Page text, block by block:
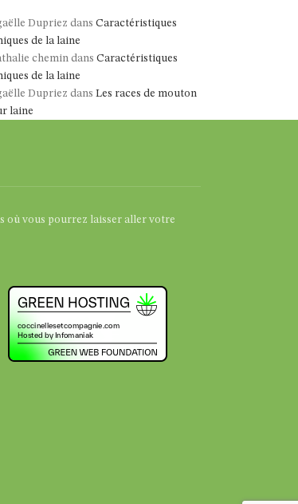
Dupriez dans Caractéristiques
de la laine
chemindans Caractéristiques
de la laine
Dupriez dans Les races de mouton
laine
où vous pourrez laisser aller votre